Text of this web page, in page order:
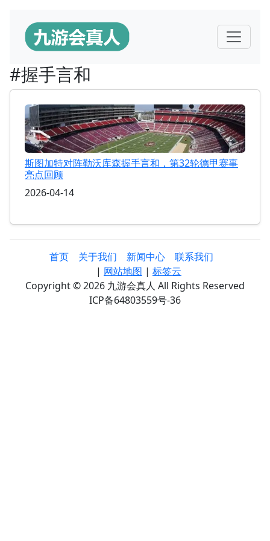
#握手言和
斯图加特对阵勒沃库森握手言和，第32轮德甲赛事
亮点回顾
2026-04-14
首页 关于我们 新闻中心
联系我们
| 网站地图 | 标签云
Copyright © 2026 九游会真人 All Rights Reserved
ICP备64803559号-36